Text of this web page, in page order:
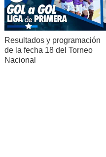
Resultados y programación
de la fecha 18 del Torneo
Nacional